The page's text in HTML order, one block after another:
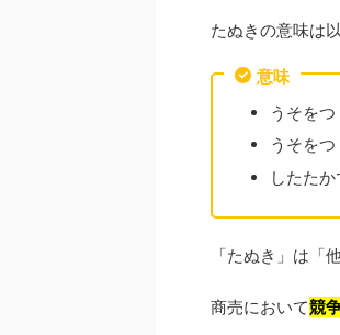
たぬきの意味は
意味
うそをつ
うそをつ
したた
「たぬき」は「
商売において競